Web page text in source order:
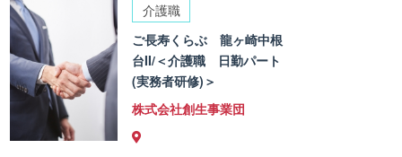
介護職
ご長寿くらぶ 龍ヶ崎中根
台II/＜介護職 日勤パート
(実務者研修)＞
株式会社創生事業団